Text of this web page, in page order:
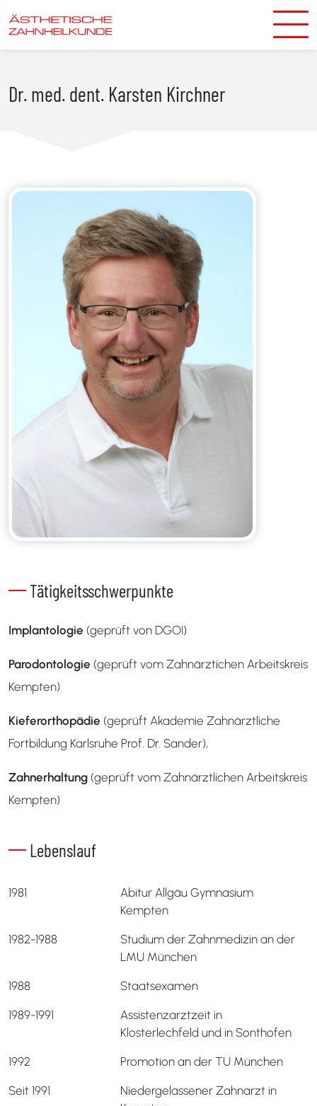
Dr. med. dent. Karsten Kirchner
Tätigkeitsschwerpunkte
Implantologie (geprüft von DGOI)
Parodontologie (geprüft vom Zahnärztichen Arbeitskreis
Kempten)
Kieferorthopädie (geprüft Akademie Zahnärztliche
Fortbildung Karlsruhe Prof. Dr. Sander),
Zahnerhaltung (geprüft vom Zahnärztlichen Arbeitskreis
Kempten)
Lebenslauf
1981
Abitur Allgäu Gymnasium
Kempten
1982-1988
Studium der Zahnmedizin an der
LMU München
1988 Staatsexamen
1989-1991
Assistenzarztzeit in
Klosterlechfeld und in Sonthofen
1992 Promotion an der TU München
Seit 1991
Niedergelassener Zahnarzt in